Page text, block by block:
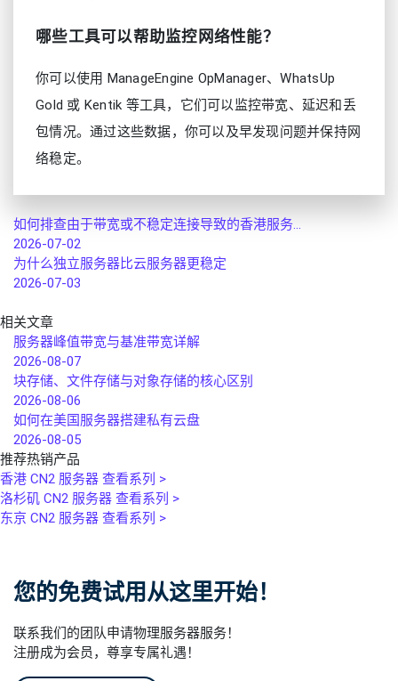
哪些工具可以帮助监控网络性能？
你可以使用 ManageEngine OpManager、WhatsUp
Gold 或 Kentik 等工具，它们可以监控带宽、延迟和丢
包情况。通过这些数据，你可以及早发现问题并保持网
络稳定。
如何排查由于带宽或不稳定连接导致的香港服务...
2026-07-02
为什么独立服务器比云服务器更稳定
2026-07-03
相关文章
服务器峰值带宽与基准带宽详解
2026-08-07
块存储、文件存储与对象存储的核心区别
2026-08-06
如何在美国服务器搭建私有云盘
2026-08-05
推荐热销产品
香港 CN2 服务器 查看系列 >
洛杉矶 CN2 服务器 查看系列 >
东京 CN2 服务器 查看系列 >
您的免费试用从这里开始！
联系我们的团队申请物理服务器服务！
注册成为会员，尊享专属礼遇！